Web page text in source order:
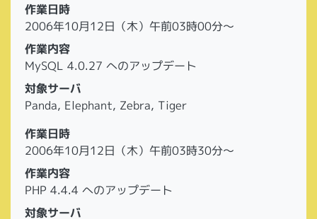
作業日時
2006年10月12日（木）午前03時00分～
作業内容
MySQL 4.0.27 へのアップデート
対象サーバ
Panda, Elephant, Zebra, Tiger
作業日時
2006年10月12日（木）午前03時30分～
作業内容
PHP 4.4.4 へのアップデート
対象サーバ